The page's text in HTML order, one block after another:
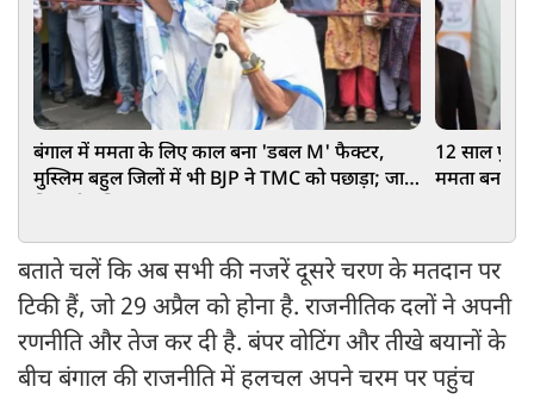
बंगाल में ममता के लिए काल बना 'डबल M' फैक्टर,
मुस्लिम बहुल जिलों में भी BJP ने TMC को पछाड़ा; जानें
12 साल
ममता
बताते चलें कि अब सभी की नजरें दूसरे चरण के मतदान पर
टिकी हैं, जो 29 अप्रैल को होना है. राजनीतिक दलों ने अपनी
रणनीति और तेज कर दी है. बंपर वोटिंग और तीखे बयानों के
बीच बंगाल की राजनीति में हलचल अपने चरम पर पहुंच